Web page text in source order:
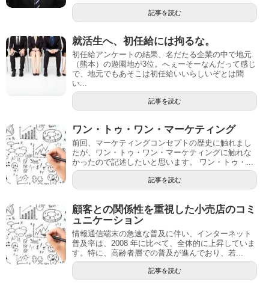
記事を読む
就活生へ、初任給には拘るな。
初任給アンケートの結果、名だたる企業の中で地元
（熊本）の遊園地が3位。へぇーそーなんだって感じ
で、地元でもあそこは初任給いいらしいぞとは聞
い...
記事を読む
ワン・トゥ・ワン・マーケティング
前回、マーケティングコンセプトの歴史に触れまし
たが、ワン・トゥ・ワン・マーケティングに触れな
かったので記述したいと思います。 ワン・トゥ・...
記事を読む
顧客との関係性を重視した小売店のコミ
ュニケーション
情報通信端末の急速な普及に伴い、インターネット
普及率は、2008 年に比べて、全体的に上昇していま
す。特に、高齢者層での普及が進んでおり、若...
記事を読む